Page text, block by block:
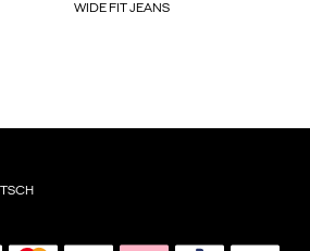
WIDE FIT JEANS